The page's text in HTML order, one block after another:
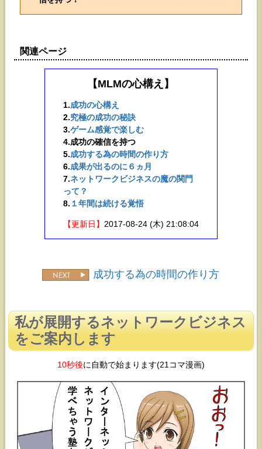
関連ページ
【MLMの心構え】
1.成功の心構え
2.究極の成功の秘訣
3.ゲーム感覚で楽しむ
4.成功の確信を持つ
5.成功する為の時間の作り方
6.成果が出るのに６ヵ月
7.ネットワークビジネスの魔の関門
って？
8. １年間は続ける覚悟
【更新日】 2017-08-24 (木) 21:08:04
成功する為の時間の作り方
私が展開するネットワークビジネス
をご案内します
10秒後に自動で始まります(21コマ漫画)